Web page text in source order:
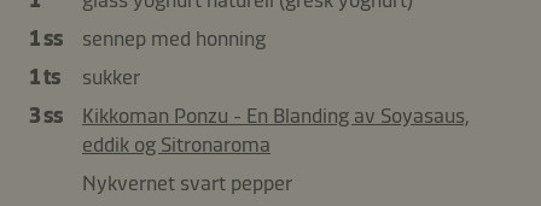
1 ss
sennep med honning
1 ts
sukker
3 ss
Kikkoman Ponzu - En Blanding av Soyasaus,
eddik og Sitronaroma
Nykvernet svart pepper